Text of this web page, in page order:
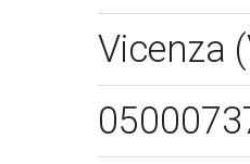
Vicenza